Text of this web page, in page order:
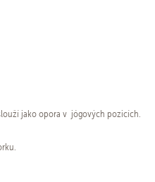
jako opora v jógových pozicích.